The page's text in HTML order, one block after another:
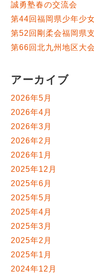
誠勇塾春の交流会
第44回福岡県少年少
第52回剛柔会福岡県
第66回北九州地区大会
アーカイブ
2026年5月
2026年4月
2026年3月
2026年2月
2026年1月
2025年12月
2025年6月
2025年5月
2025年4月
2025年3月
2025年2月
2025年1月
2024年12月